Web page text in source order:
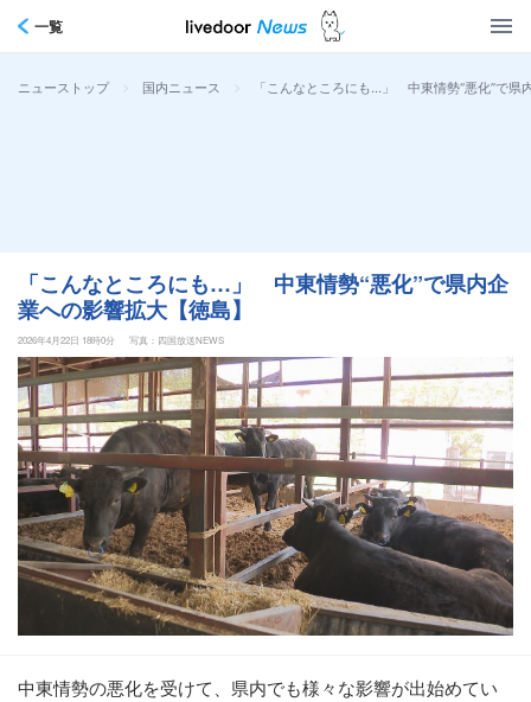
一覧
ニューストップ > 国内ニュース > 「こんなところにも…」 中東情勢“悪化”で県
「こんなところにも…」 中東情勢“悪化”で県内企
業への影響拡大【徳島】
2026年4月22日 18時0分 写真：四国放送NEWS
中東情勢の悪化を受けて、県内でも様々な影響が出始めてい